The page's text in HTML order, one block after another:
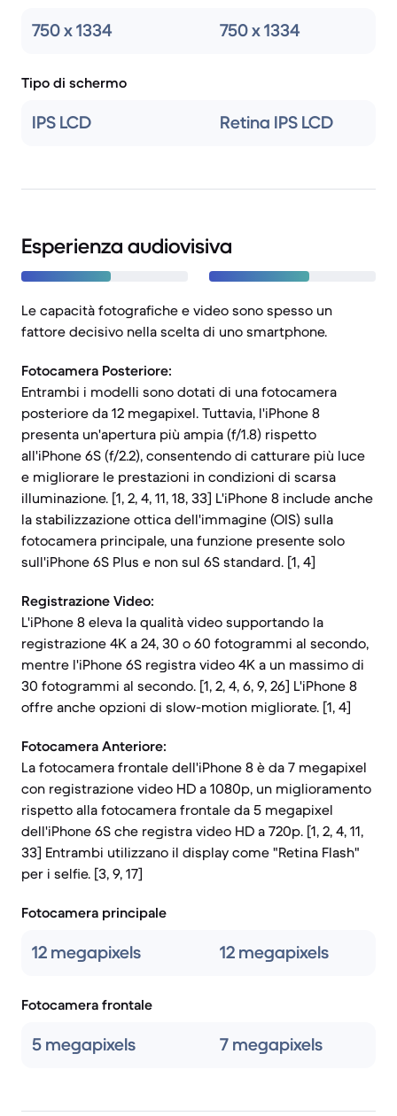
750 x 1334 750 x 1334
Tipo di schermo
IPS LCD Retina IPS LCD
Esperienza audiovisiva
Le capacità fotografiche e video sono spesso un
fattore decisivo nella scelta di uno smartphone.
Fotocamera Posteriore:
Entrambi i modelli sono dotati di una fotocamera
posteriore da 12 megapixel. Tuttavia, l'iPhone 8
presenta un'apertura più ampia (f/1.8) rispetto
all'iPhone 6S (f/2.2), consentendo di catturare più luce
e migliorare le prestazioni in condizioni di scarsa
illuminazione. [1, 2, 4, 11, 18, 33] L'iPhone 8 include anche
la stabilizzazione ottica dell'immagine (OIS) sulla
fotocamera principale, una funzione presente solo
sull'iPhone 6S Plus e non sul 6S standard. [1, 4]
Registrazione Video:
L'iPhone 8 eleva la qualità video supportando la
registrazione 4K a 24, 30 o 60 fotogrammi al secondo,
mentre l'iPhone 6S registra video 4K a un massimo di
30 fotogrammi al secondo. [1, 2, 4, 6, 9, 26] L'iPhone 8
offre anche opzioni di slow-motion migliorate. [1, 4]
Fotocamera Anteriore:
La fotocamera frontale dell'iPhone 8 è da 7 megapixel
con registrazione video HD a 1080p, un miglioramento
rispetto alla fotocamera frontale da 5 megapixel
dell'iPhone 6S che registra video HD a 720p. [1, 2, 4, 11,
33] Entrambi utilizzano il display come "Retina Flash"
per i selfie. [3, 9, 17]
Fotocamera principale
12 megapixels 12 megapixels
Fotocamera frontale
5 megapixels 7 megapixels